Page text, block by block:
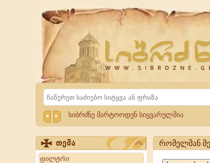
Website
Sibrdzne.ge
Search
სიბრძნე მარტოოდენ სიყვარულშია
თემა
Search
რომელმან
რომელმან